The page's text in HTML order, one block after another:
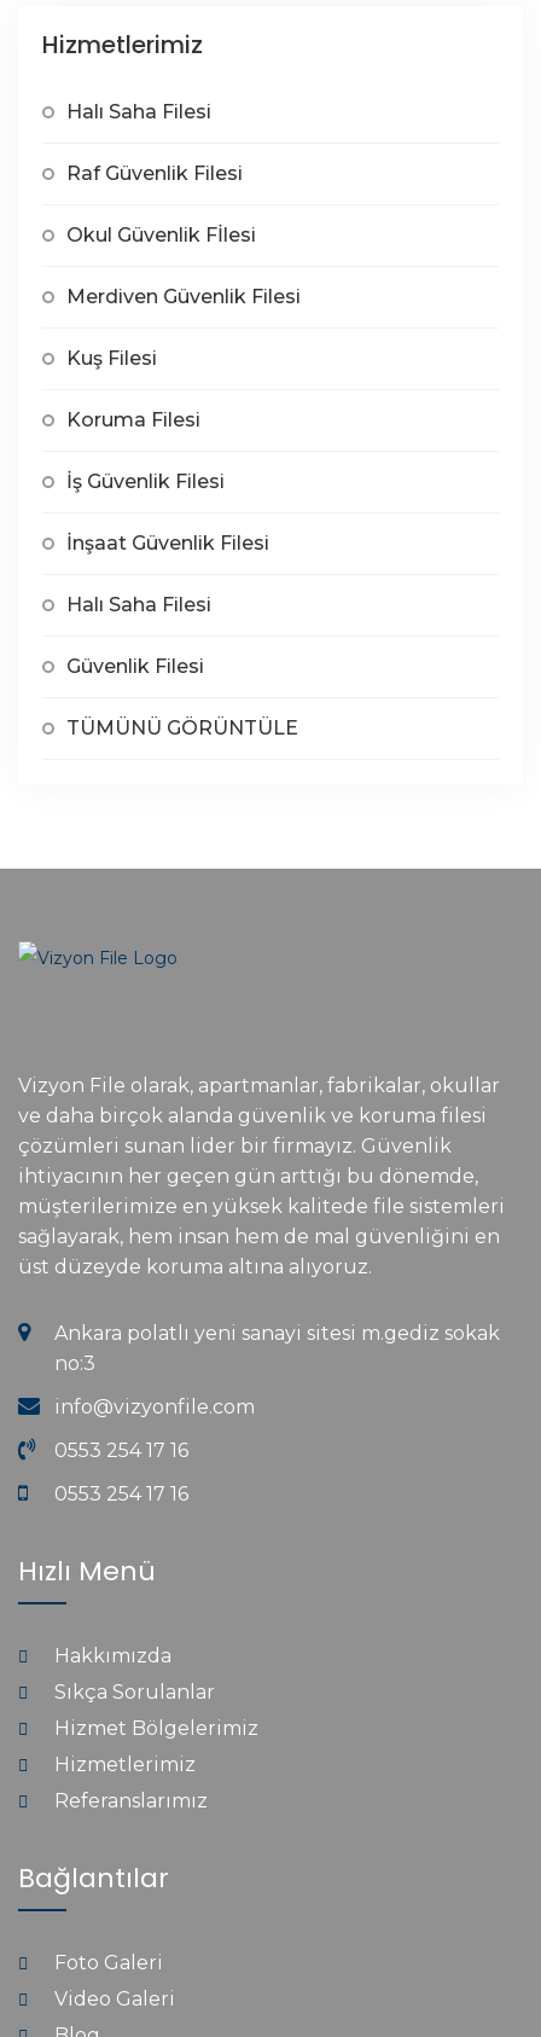
Hizmetlerimiz
Halı Saha Filesi
Raf Güvenlik Filesi
Okul Güvenlik Fİlesi
Merdiven Güvenlik Filesi
Kuş Filesi
Koruma Filesi
İş Güvenlik Filesi
İnşaat Güvenlik Filesi
Halı Saha Filesi
Güvenlik Filesi
TÜMÜNÜ GÖRÜNTÜLE
Vizyon File olarak, apartmanlar, fabrikalar, okullar
ve daha birçok alanda güvenlik ve koruma filesi
çözümleri sunan lider bir firmayız. Güvenlik
ihtiyacının her geçen gün arttığı bu dönemde,
müşterilerimize en yüksek kalitede file sistemleri
sağlayarak, hem insan hem de mal güvenliğini en
üst düzeyde koruma altına alıyoruz.
Ankara polatlı yeni sanayi sitesi m.gediz sokak
no:3
info@vizyonfile.com
0553 254 17 16
0553 254 17 16
Hızlı Menü
Hakkımızda
Sıkça Sorulanlar
Hizmet Bölgelerimiz
Hizmetlerimiz
Referanslarımız
Bağlantılar
Foto Galeri
Video Galeri